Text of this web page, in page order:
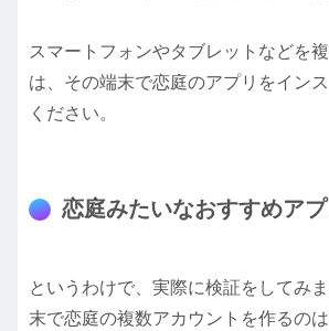
スマートフォンやタブレットなどを
は、その端末で恋庭のアプリをイン
ください。
恋庭みたいなおすすめアプ
というわけで、実際に検証をしてみ
末で恋庭の複数アカウントを作るの